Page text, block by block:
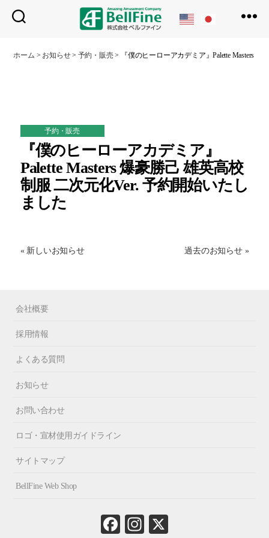
フ
ホーム > お知らせ> 予約・販売> 『僕のヒーローアカデミア』Palette Masters
予約・販売
『僕のヒーローアカデミア』
Palette Masters 爆豪勝己 雄英高校
制服 二次元化Ver. 予約開始いたし
ました
« 新しいお知らせ 過去のお知らせ »
会社概要
採用情報
よくある質問
お知らせ
お問い合わせ
ロゴ・宣材使用ガイドライン
サイトマップ
BellFine Web Shop
Fa
ce
In
st